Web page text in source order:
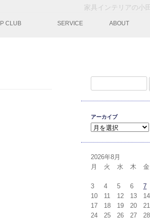
家具インテリアの小
CLUB SERVICE ABOUT
アーカイブ
アーカイブ
2026年8月
月
火 水 木 金
3
4 5 6 7
10
11 12 13 14
17
18 19 20 21
24
25 26 27 28